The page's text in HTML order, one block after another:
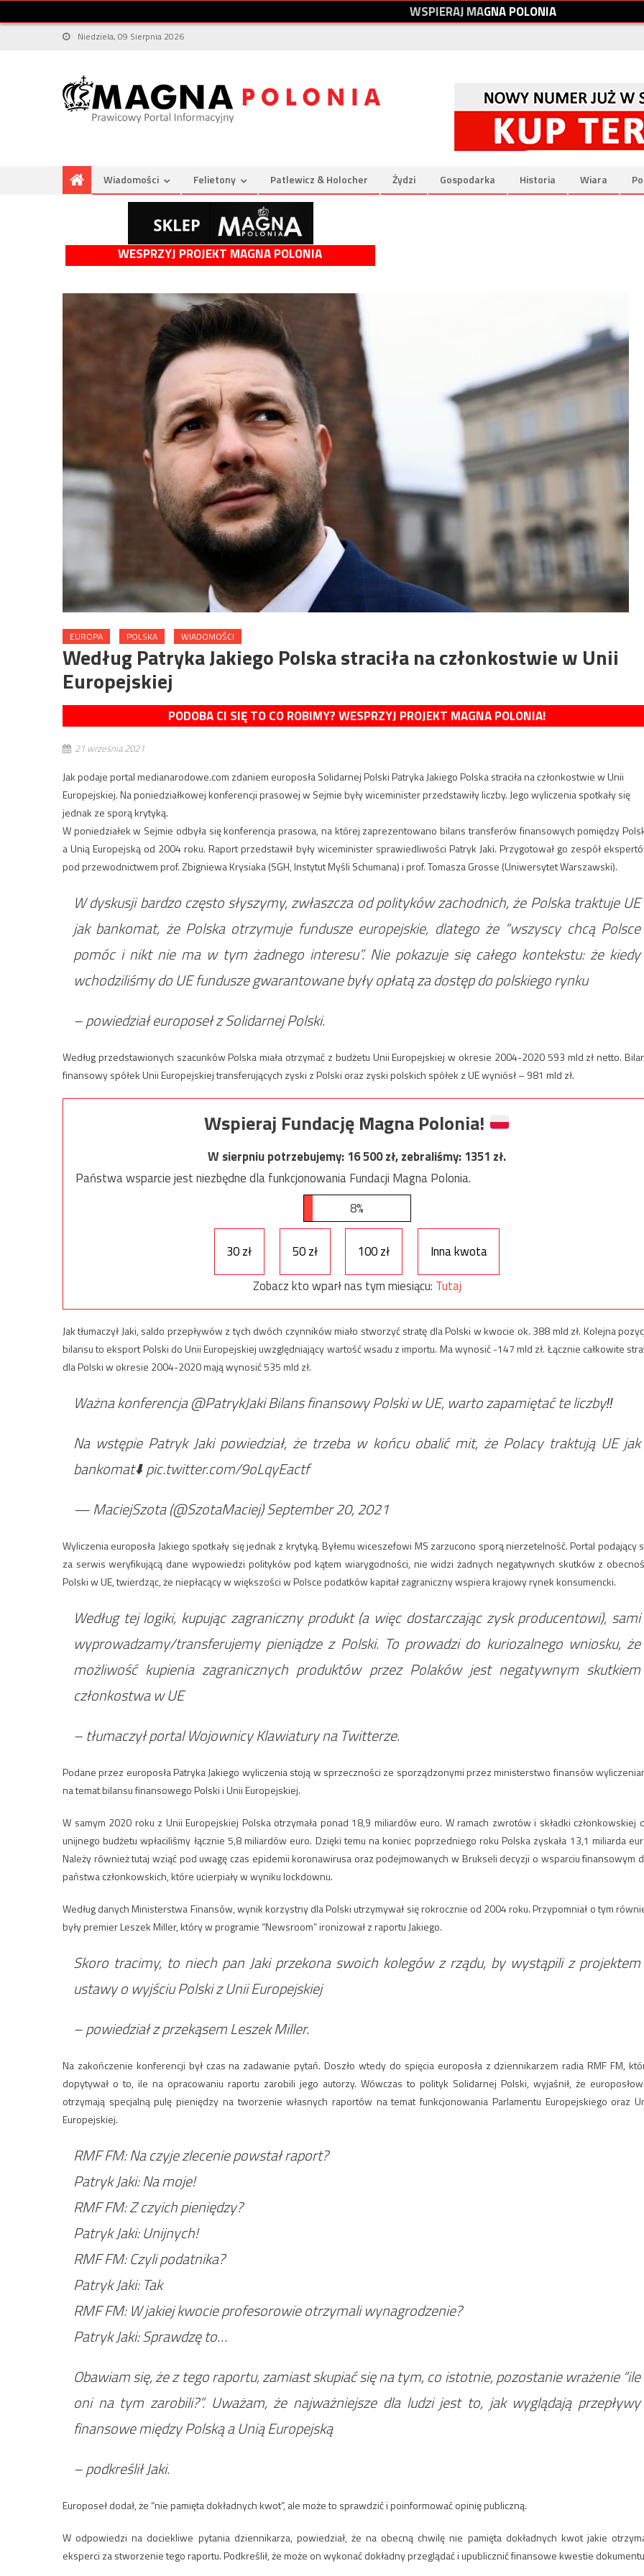
WSPIERAJMAGNAPOLONIA
Niedziela, 09 Sierpnia 2026
Wiadomości Felietony Patlewicz & Holocher Żydzi Gospodarka Historia Wiara
WESPRZYJ PROJEKT MAGNA POLONIA
EUROPA POLSKA WIADOMOŚCI
Według Patryka Jakiego Polska straciła na członkostwie w Unii
Europejskiej
PODOBA CI SIĘ TO CO ROBIMY? WESPRZYJ PROJEKT MAGNA POLONIA!
21 września 2021
Jak podaje portal medianarodowe.com zdaniem europosła Solidarnej Polski Patryka Jakiego Polska straciła na członkostwie w Unii
Europejskiej. Na poniedziałkowej konferencji prasowej w Sejmie były wiceminister przedstawiły liczby. Jego wyliczenia spotkały się
jednak ze sporą krytyką.
W poniedziałek w Sejmie odbyła się konferencja prasowa, na której zaprezentowano bilans transferów finansowych pomiędzy
a Unią Europejską od 2004 roku. Raport przedstawił były wiceminister sprawiedliwości Patryk Jaki. Przygotował go zespół
pod przewodnictwem prof. Zbigniewa Krysiaka (SGH, Instytut Myśli Schumana) i prof. Tomasza Grosse (Uniwersytet Warszawski).
W dyskusji bardzo często słyszymy, zwłaszcza od polityków zachodnich, że Polska traktuje UE
jak bankomat, że Polska otrzymuje fundusze europejskie, dlatego że “wszyscy chcą Polsce
pomóc i nikt nie ma w tym żadnego interesu”. Nie pokazuje się całego kontekstu: że kiedy
wchodziliśmy do UE fundusze gwarantowane były opłatą za dostęp do polskiego rynku
– powiedział europoseł z Solidarnej Polski.
Według przedstawionych szacunków Polska miała otrzymać z budżetu Unii Europejskiej w okresie 2004-2020 593 mld zł netto.
finansowy spółek Unii Europejskiej transferujących zyski z Polski oraz zyski polskich spółek z UE wyniósł – 981 mld zł.
Wspieraj Fundację Magna Polonia!
W sierpniu potrzebujemy:16 500zł, zebraliśmy:1351 zł.
Państwa wsparcie jest niezbędne dla funkcjonowania Fundacji Magna Polonia.
8%
30 zł 50 zł 100 zł
Inna kwota
Zobacz kto wparł nas tym miesiącu: Tutaj
Jak tłumaczył Jaki, saldo przepływów z tych dwóch czynników miało stworzyć stratę dla Polski w kwocie ok. 388 mld zł. Kolejna
bilansu to eksport Polski do Unii Europejskiej uwzględniający wartość wsadu z importu. Ma wynosić -147 mld zł. Łącznie całkowite
dla Polski w okresie 2004-2020 mają wynosić 535 mld zł.
Ważna konferencja @PatrykJaki Bilans finansowy Polski w UE, warto zapamiętać te liczby‼️
Na wstępie Patryk Jaki powiedział, że trzeba w końcu obalić mit, że Polacy traktują UE jak
bankomat⬇️ pic.twitter.com/9oLqyEactf
— MaciejSzota (@SzotaMaciej) September 20, 2021
Wyliczenia europosła Jakiego spotkały się jednak z krytyką. Byłemu wiceszefowi MS zarzucono sporą nierzetelność. Portal podający
za serwis weryfikującą dane wypowiedzi polityków pod kątem wiarygodności, nie widzi żadnych negatywnych skutków z
Polski w UE, twierdząc, że niepłacący w większości w Polsce podatków kapitał zagraniczny wspiera krajowy rynek konsumencki.
Według tej logiki, kupując zagraniczny produkt (a więc dostarczając zysk producentowi), sami
wyprowadzamy/transferujemy pieniądze z Polski. To prowadzi do kuriozalnego wniosku, że
możliwość kupienia zagranicznych produktów przez Polaków jest negatywnym skutkiem
członkostwa w UE
– tłumaczył portal Wojownicy Klawiatury na Twitterze.
Podane przez europosła Patryka Jakiego wyliczenia stoją w sprzeczności ze sporządzonymi przez ministerstwo finansów
na temat bilansu finansowego Polski i Unii Europejskiej.
W samym 2020 roku z Unii Europejskiej Polska otrzymała ponad 18,9 miliardów euro. W ramach zwrotów i składki członkowskiej
unijnego budżetu wpłaciliśmy łącznie 5,8 miliardów euro. Dzięki temu na koniec poprzedniego roku Polska zyskała 13,1 miliarda
Należy również tutaj wziąć pod uwagę czas epidemii koronawirusa oraz podejmowanych w Brukseli decyzji o wsparciu finansowym
państwa członkowskich, które ucierpiały w wyniku lockdownu.
Według danych Ministerstwa Finansów, wynik korzystny dla Polski utrzymywał się rokrocznie od 2004 roku. Przypomniał o tym
były premier Leszek Miller, który w programie “Newsroom” ironizował z raportu Jakiego.
Skoro tracimy, to niech pan Jaki przekona swoich kolegów z rządu, by wystąpili z projektem
ustawy o wyjściu Polski z Unii Europejskiej
– powiedział z przekąsem Leszek Miller.
Na zakończenie konferencji był czas na zadawanie pytań. Doszło wtedy do spięcia europosła z dziennikarzem radia RMF FM,
dopytywał o to, ile na opracowaniu raportu zarobili jego autorzy. Wówczas to polityk Solidarnej Polski, wyjaśnił, że
otrzymają specjalną pulę pieniędzy na tworzenie własnych raportów na temat funkcjonowania Parlamentu Europejskiego oraz
Europejskiej.
RMF FM: Na czyje zlecenie powstał raport?
Patryk Jaki: Na moje!
RMF FM: Z czyich pieniędzy?
Patryk Jaki: Unijnych!
RMF FM: Czyli podatnika?
Patryk Jaki: Tak
RMF FM: W jakiej kwocie profesorowie otrzymali wynagrodzenie?
Patryk Jaki: Sprawdzę to…
Obawiam się, że z tego raportu, zamiast skupiać się na tym, co istotnie, pozostanie wrażenie “ile
oni na tym zarobili?”. Uważam, że najważniejsze dla ludzi jest to, jak wyglądają przepływy
finansowe między Polską a Unią Europejską
– podkreślił Jaki.
Europoseł dodał, że “nie pamięta dokładnych kwot”, ale może to sprawdzić i poinformować opinię publiczną.
W odpowiedzi na dociekliwe pytania dziennikarza, powiedział, że na obecną chwilę nie pamięta dokładnych kwot jakie
eksperci za stworzenie tego raportu. Podkreślił, że może on wykonać dokładny przeglądać i upublicznić finansowe kwestie